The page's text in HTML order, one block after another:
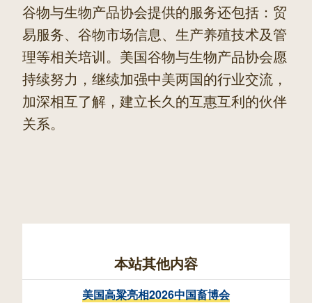
谷物与生物产品协会提供的服务还包括：贸
易服务、谷物市场信息、生产养殖技术及管
理等相关培训。美国谷物与生物产品协会愿
持续努力，继续加强中美两国的行业交流，
加深相互了解，建立长久的互惠互利的伙伴
关系。
本站其他内容
美国高粱亮相2026中国畜博会